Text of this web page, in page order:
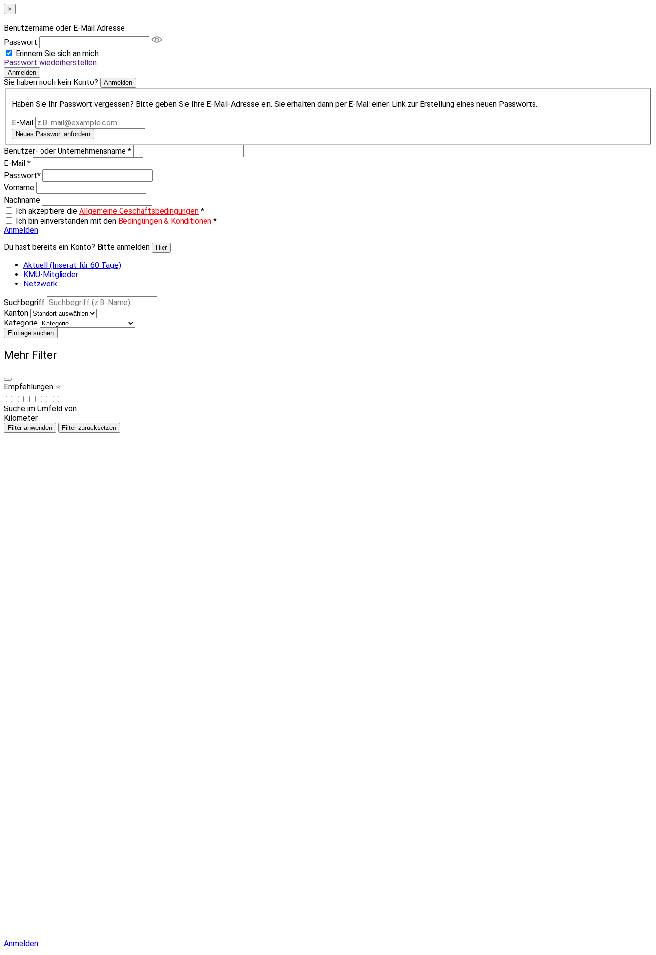
×
Benutzername oder E-Mail Adresse
Passwort
Erinnern Sie sich an mich
Passwort wiederherstellen
Anmelden
Sie haben noch kein Konto? Anmelden
Haben Sie Ihr Passwort vergessen? Bitte geben Sie Ihre E-Mail-Adresse ein. Sie erhalten dann per E-Mail einen Link zur Erstellung eines neuen Passworts.
E-Mail
Neues Passwort anfordern
Benutzer- oder Unternehmensname *
E-Mail *
Passwort*
Vorname
Nachname
Ich akzeptiere die Allgemeine Geschäftsbedingungen *
Ich bin einverstanden mit den Bedingungen & Konditionen *
Anmelden
Du hast bereits ein Konto? Bitte anmelden
Hier
Aktuell (Inserat für 60 Tage)
KMU-Mitglieder
Netzwerk
Suchbegriff
Kanton
Kategorie
Einträge suchen
Mehr Filter
Empfehlungen ⭐
Suche im Umfeld von
Kilometer
Filter anwenden Filter zurücksetzen
Anmelden